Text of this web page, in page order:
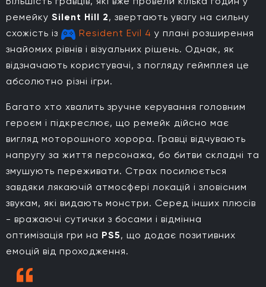
ремейку Silent Hill 2, звертають увагу на сильну
схожість із
Resident Evil 4 у плані розширення
знайомих рівнів і візуальних рішень. Однак, як
відзначають користувачі, з погляду геймплея це
абсолютно різні ігри.
Багато хто хвалить зручне керування головним
героєм і підкреслює, що ремейк дійсно має
вигляд моторошного хорора. Гравці відчувають
напругу за життя персонажа, бо битви складні та
змушують переживати. Страх посилюється
завдяки лякаючій атмосфері локацій і зловісним
звукам, які видають монстри. Серед інших плюсів
- вражаючі сутички з босами і відмінна
оптимізація гри на PS5, що додає позитивних
емоцій від проходження.